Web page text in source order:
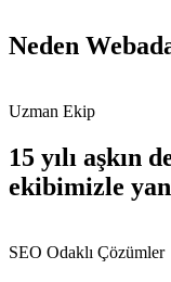
Neden
Uzman Ekip
15 yılı aşkın
ekibimizle
SEO Odaklı Çözümler